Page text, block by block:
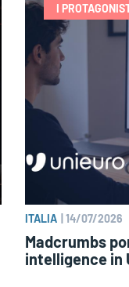
I
ITALIA |14/07/2026
Madcrumbs
intelligence in